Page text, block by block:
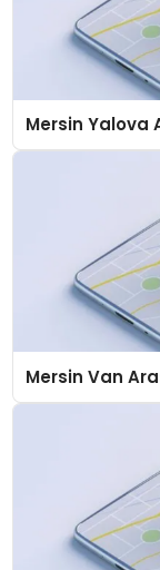
Mersin Yalova
Mersin